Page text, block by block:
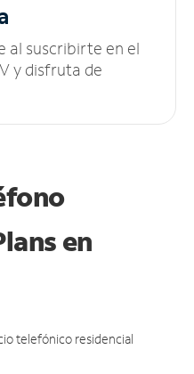
al suscribirte en el
y disfruta de
en
telefónico residencial